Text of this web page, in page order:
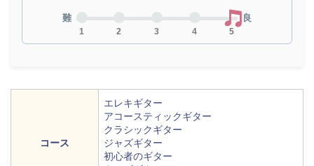
難
1 2 3 4 5
良
コース
エレキギター
アコースティックギター
クラシックギター
ジャズギター
初心者のギター